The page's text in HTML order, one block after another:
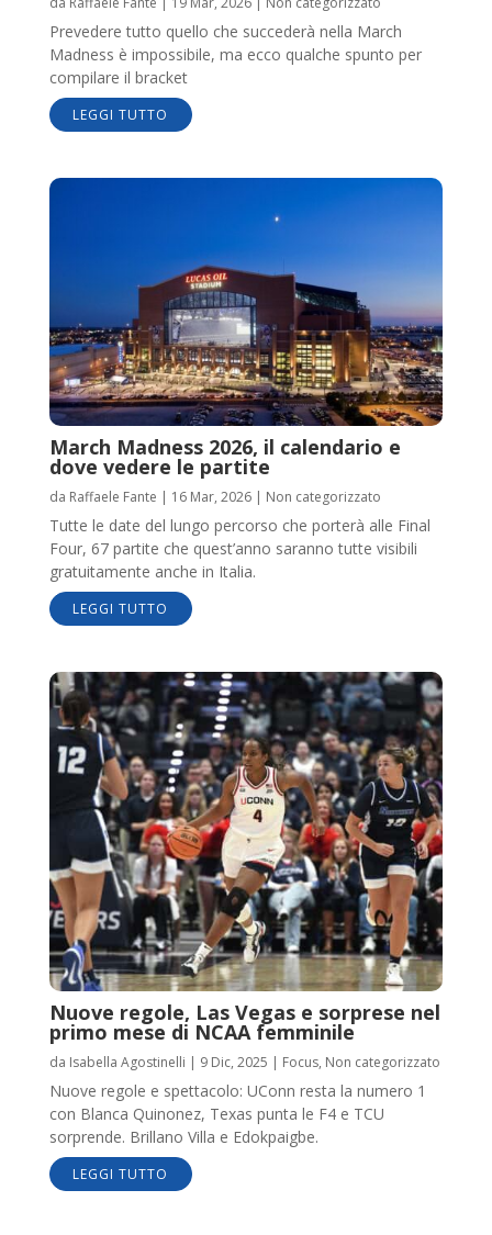
Prevedere tutto quello che succederà nella March
Madness è impossibile, ma ecco qualche spunto per
compilare il bracket
LEGGI TUTTO
March Madness 2026, il calendario e
dove vedere le partite
da Raffaele Fante | 16 Mar, 2026| Non categorizzato
Tutte le date del lungo percorso che porterà alle Final
Four, 67 partite che quest’anno saranno tutte visibili
gratuitamente anche in Italia.
LEGGI TUTTO
Nuove regole, Las Vegas e sorprese nel
primo mese di NCAA femminile
da Isabella Agostinelli | 9 Dic, 2025 | Focus, Non categorizzato
Nuove regole e spettacolo: UConn resta la numero 1
con Blanca Quinonez, Texas punta le F4 e TCU
sorprende. Brillano Villa e Edokpaigbe.
LEGGI TUTTO